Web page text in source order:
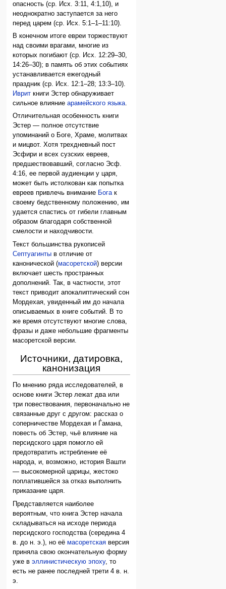
опасность (ср. Исх. 3:11, 4:1,10), и
неоднократно заступается за него
перед царем (ср. Исх. 5:1–1–11:10).
В конечном итоге евреи торжествуют
над своими врагами, многие из
которых погибают (ср. Исх. 12:29–30,
14:26–30); в память об этих событиях
устанавливается ежегодный
праздник (ср. Исх. 12:1–28; 13:3–10).
Иврит книги Эстер обнаруживает
сильное влияниеарамейского языка.
Отличительная особенность книги
Эстер — полное отсутствие
упоминаний о Боге, Храме, молитвах
и мицвот. Хотя трехдневный пост
Эсфири и всех сузских евреев,
предшествовавший, согласно Эсф.
4:16, ее первой аудиенции у царя,
может быть истолкован как попытка
евреев привлечь внимание Богак
своему бедственному положению, им
удается спастись от гибели главным
образом благодаря собственной
смелости и находчивости.
Текст большинства рукописей
Септуагинты в отличие от
канонической (масоретской) версии
включает шесть пространных
дополнений. Так, в частности, этот
текст приводит апокалиптический сон
Мордехая, увиденный им до начала
описываемых в книге событий. В то
же время отсутствуют многие слова,
фразы и даже небольшие фрагменты
масоретской версии.
Источники, датировка,
канонизация
По мнению ряда исследователей, в
основе книги Эстер лежат два или
три повествования, первоначально не
связанные друг с другом: рассказ о
соперничестве Мордехая и Ѓамана,
повесть об Эстер, чьё влияние на
персидского царя помогло ей
предотвратить истребление её
народа, и, возможно, история Вашти
— высокомерной царицы, жестоко
поплатившейся за отказ выполнить
приказание царя.
Представляется наиболее
вероятным, что книга Эстер начала
складываться на исходе периода
персидского господства (середина 4
в. до н. э.), но еёмасоретская версия
приняла свою окончательную форму
уже вэллинистическую эпоху, то
есть не ранее последней трети 4 в. н.
э.